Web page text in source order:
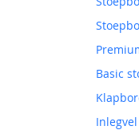
Basic